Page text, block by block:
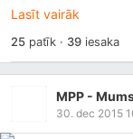
Lasīt vairāk
25patīk · 39iesaka
MPP -
30. dec 2015